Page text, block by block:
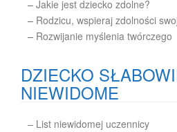
– Jakie jest dziecko zdolne?
– Rodzicu, wspieraj zdolności
– Rozwijanie myślenia twórczego
DZIECKO
NIEWIDOME
– List niewidomej uczennicy